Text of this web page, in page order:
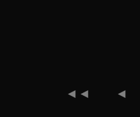
◄◄ ◄